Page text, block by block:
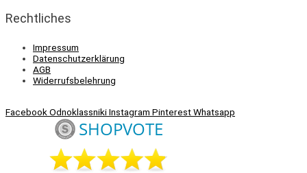
Rechtliches
Impressum
Datenschutzerklärung
AGB
Widerrufsbelehrung
FacebookOdnoklassnikiInstagram PinterestWhatsapp